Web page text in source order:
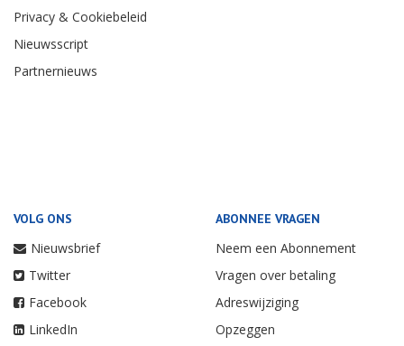
Privacy & Cookiebeleid
Nieuwsscript
Partnernieuws
VOLG ONS
Nieuwsbrief
Twitter
Facebook
LinkedIn
ABONNEE VRAGEN
Neem een Abonnement
Vragen over betaling
Adreswijziging
Opzeggen